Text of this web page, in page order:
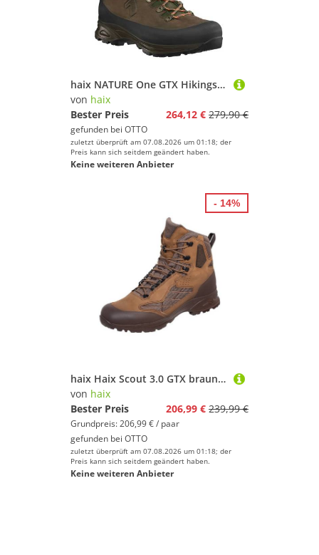
haix NATURE One GTX Hikingschuh (1-tlg)
von haix
Bester Preis
264,12 € 279,90 €
gefunden bei OTTO
zuletzt überprüft am 07.08.2026 um 01:18; der
Preis kann sich seitdem geändert haben.
Keine weiteren Anbieter
haix Haix Scout 3.0 GTX braun Wanderschuh GORE-TEX® – Winddicht, wasserdicht und atmungsaktiv
von haix
Bester Preis
206,99 € 239,99 €
Grundpreis: 206,99 € / paar
gefunden bei OTTO
zuletzt überprüft am 07.08.2026 um 01:18; der
Preis kann sich seitdem geändert haben.
Keine weiteren Anbieter
- 14%